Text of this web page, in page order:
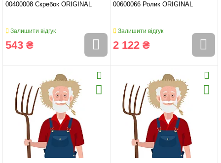
00400008 Скребок ORIGINAL
Залишити відгук
543 ₴
00600066 Ролик ORIGINAL
Залишити відгук
2 122 ₴